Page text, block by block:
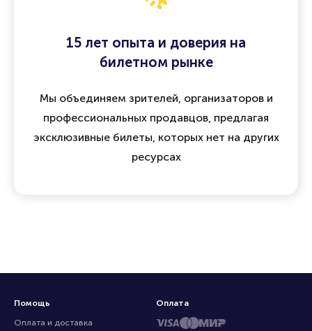
15 лет опыта и доверия на
билетном рынке
Мы объединяем зрителей, организаторов и
профессиональных продавцов, предлагая
эксклюзивные билеты, которых нет на других
ресурсах
Помощь
Оплата и доставка
Оплата